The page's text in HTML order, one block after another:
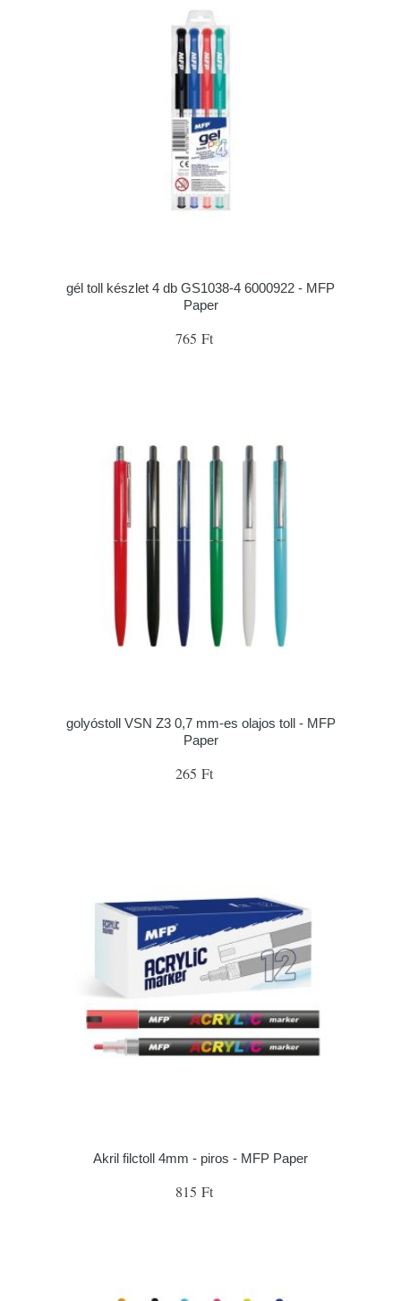
gél toll készlet 4 db GS1038-4 6000922 - MFP
Paper
765 Ft
golyóstoll VSN Z3 0,7 mm-es olajos toll - MFP
Paper
265 Ft
Akril filctoll 4mm - piros - MFP Paper
815 Ft